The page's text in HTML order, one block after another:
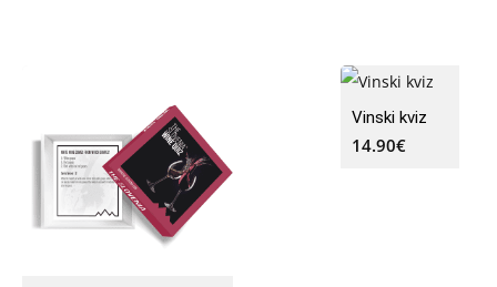
Vinski kviz
14.90€